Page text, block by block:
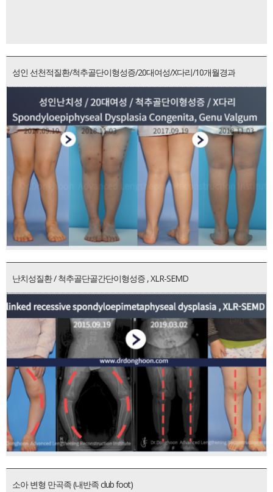
성인 선천적질환/척추골단이형성증/20대여성/X다리/10개월경과
난치성질환 / 척추골단골간단이형성증 , XLR-SEMD
소아 변형 만곡족 (내반족 club foot)